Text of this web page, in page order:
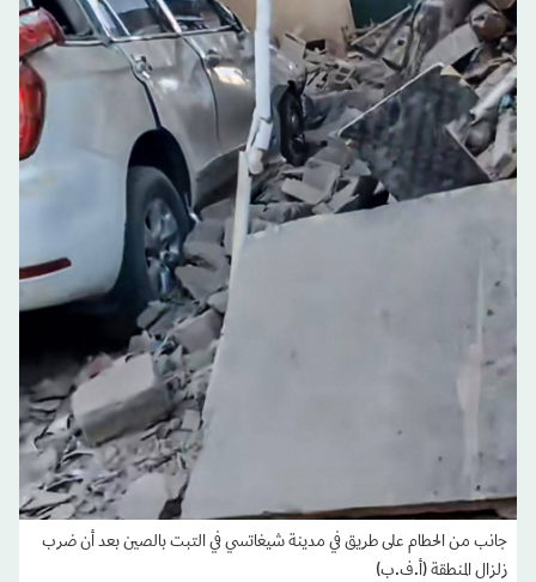
جانب من الحطام على طريق في مدينة شيغاتسي في التبت بالصين بعد أن ضرب
زلزال المنطقة (أ.ف.ب)